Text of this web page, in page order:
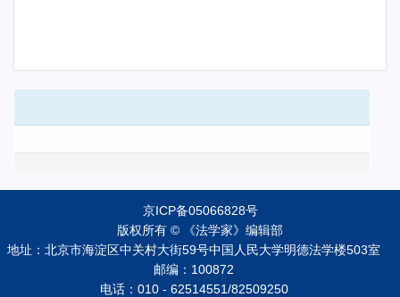
京ICP备05066828号
版权所有 © 《法学家》编辑部
地址：北京市海淀区中关村大街59号中国人民大学明德法学楼503室
邮编：100872
电话：010 - 62514551/82509250